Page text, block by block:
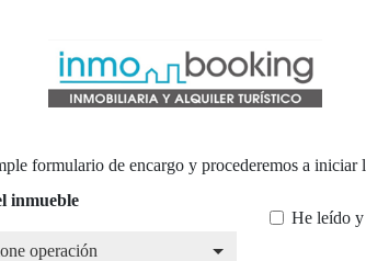
formulario de encargo y procederemos a
inmueble
operación
operación
He leído y